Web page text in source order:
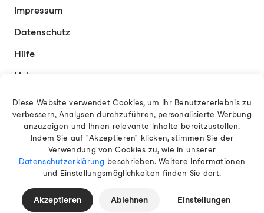
Impressum
Datenschutz
Hilfe
Links
Kontakt
Deutsch
© 2026 EAMT GmbH
Diese Website verwendet Cookies, um Ihr Benutzererlebnis zu
verbessern, Analysen durchzuführen, personalisierte Werbung
anzuzeigen und Ihnen relevante Inhalte bereitzustellen.
Indem Sie auf "Akzeptieren" klicken, stimmen Sie der
Verwendung von Cookies zu, wie in unserer
Datenschutzerklärung beschrieben. Weitere Informationen
und Einstellungsmöglichkeiten finden Sie dort.
Akzeptieren Ablehnen Einstellungen